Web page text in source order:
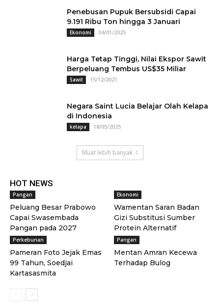
Penebusan Pupuk Bersubsidi Capai
9.191 Ribu Ton hingga 3 Januari
Ekonomi 04/01/2025
Harga Tetap Tinggi, Nilai Ekspor Sawit
Berpeluang Tembus US$35 Miliar
Sawit 15/12/2021
Negara Saint Lucia Belajar Olah Kelapa
di Indonesia
kelapa 18/05/2025
Muat lebih banyak
HOT NEWS
Pangan
Peluang Besar Prabowo
Capai Swasembada
Pangan pada 2027
Ekonomi
Wamentan Saran Badan
Gizi Substitusi Sumber
Protein Alternatif
Perkebunan
Pameran Foto Jejak Emas
99 Tahun, Soedjai
Kartasasmita
Pangan
Mentan Amran Kecewa
Terhadap Bulog